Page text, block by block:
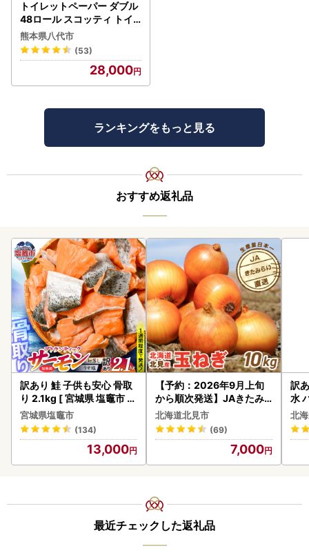
トイレットペーパー ダブル
48ロール スコッティ トイ
レット
熊本県八代市
(53)
28,000
ランキングをもっと見る
おすすめ返礼品
訳あり 鮭 子供も安心 骨取
り 2.1kg [ 宮城県 塩竈市 ]
鮭
宮城県塩竈市
(134)
13,000
【予約：2026年9月上旬
から順次発送】JAきたみ
らい産 玉ねぎ Lサイズ 10k
g ( タマネギ たまねぎ 野菜
)【210-0003-2026】
北海道北見市
(69)
7,000
訳
水
ク
付
海
取
北
最近チェックした返礼品